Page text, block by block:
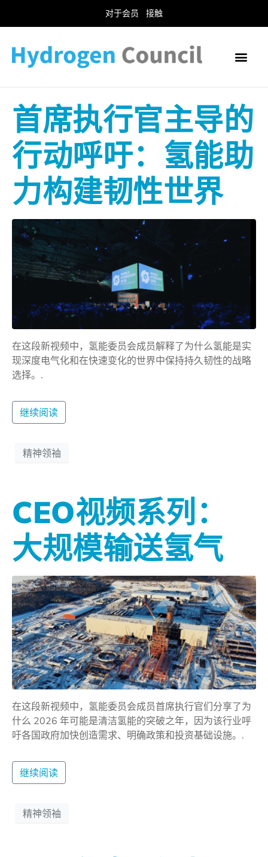
对于会员 接触
首席执行官主导的
行动呼吁：氢能助
力构建韧性世界
在这段新视频中，氢能委员会成员解释了为什么氢能是实
现深度电气化和在快速变化的世界中保持持久韧性的战略
选择。.
继续阅读
精神领袖
CEO视频系列：
大规模输送氢气
在这段新视频中，氢能委员会成员首席执行官们分享了为
什么 2026 年可能是清洁氢能的突破之年，因为该行业呼
吁各国政府加快创造需求、明确政策和投资基础设施。.
继续阅读
精神领袖